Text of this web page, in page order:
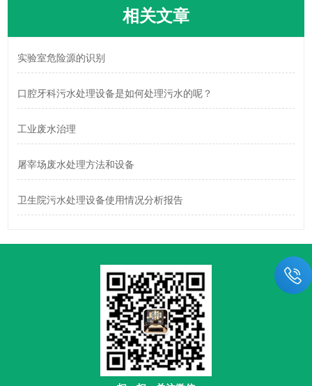
相关文章
实验室危险源的识别
口腔牙科污水处理设备是如何处理污水的呢？
工业废水治理
屠宰场废水处理方法和设备
卫生院污水处理设备使用情况分析报告